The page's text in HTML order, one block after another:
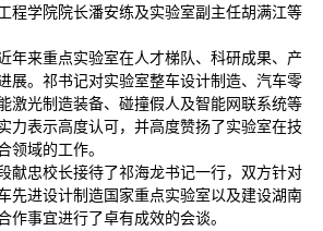
程学院院长潘安练及实验室副主任胡满江等
年来重点实验室在人才梯队、科研成果、产
展。 祁书记对实验室整车设计制造、汽车零
激光制造装备、碰撞假人及智能网联系统等
力表示高度认可 ，并高度赞扬了实验室在技
领域的工作。
献忠校长接待了祁海龙书记一行，双方针对
先进设计制造国家重点实验室以及建设湖南
作事宜进行了卓有成效的会谈。